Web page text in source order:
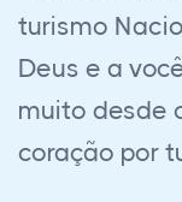
com a
de
Maria Virginia